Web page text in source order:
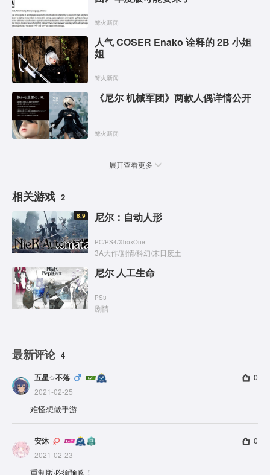
篝火新闻
人气 COSER Enako 诠释的 2B 小姐
姐
篝火新闻
《尼尔 机械军团》两款人偶详情公开
篝火新闻
展开查看更多
相关游戏 2
8.9 尼尔：自动人形
PC/PS4/XboxOne
3A大作/剧情/科幻/末日废土
尼尔 人工生命
PS3
剧情
最新评论 4
五星☆不落
2021-02-25
0
难怪想做手游
安沐
2021-02-23
0
重制版必须预购！